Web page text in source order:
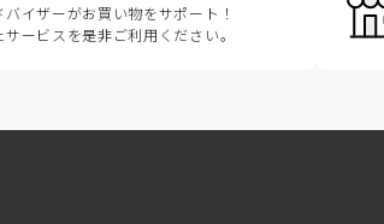
イザーがお買い物をサポート！
ービスを是非ご利用ください。